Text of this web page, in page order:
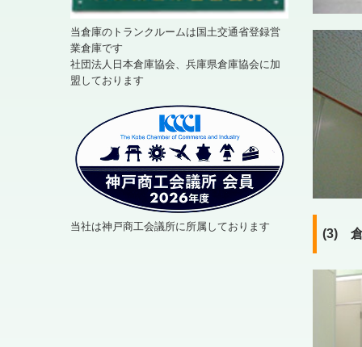
当倉庫のトランクルームは国土交通省登録営
業倉庫です
社団法人日本倉庫協会、兵庫県倉庫協会に加
盟しております
当社は神戸商工会議所に所属しております
(3) 倉